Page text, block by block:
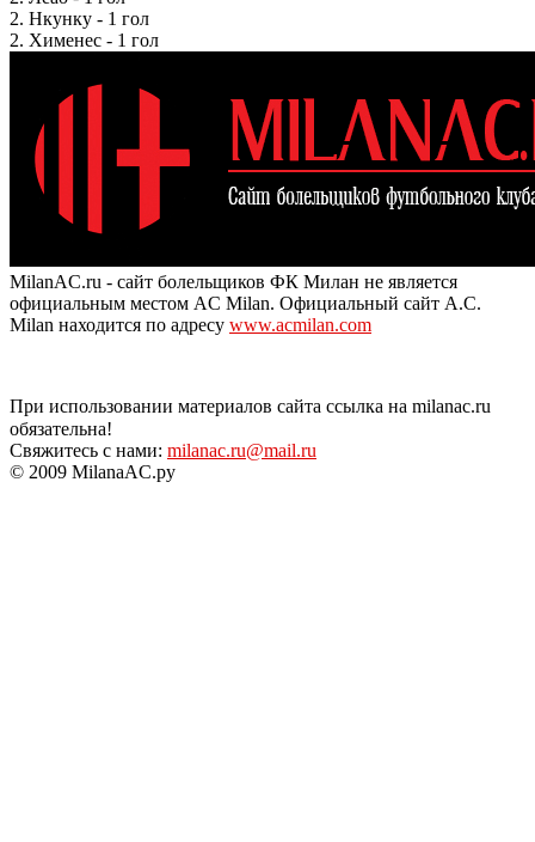
2. Нкунку - 1 гол
2. Хименес - 1 гол
MilanAC.ru - сайт болельщиков ФК Милан не является
официальным местом AC Milan. Официальный сайт A.C.
Milan находится по адресу www.acmilan.com
При использовании материалов сайта ссылка на milanac.ru
обязательна!
Свяжитесь с нами: milanac.ru@mail.ru
© 2009 MilanaAC.ру